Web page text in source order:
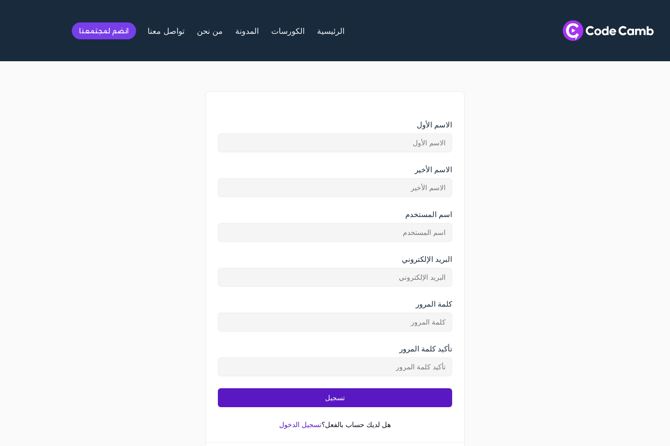
الرئيسية الكورسات المدونة من نحن تواصل معنا انضم لمجتمعنا
الاسم الأول
الاسم الأخير
اسم المستخدم
البريد الإلكتروني
كلمة المرور
تأكيد كلمة المرور
تسجيل
هل لديك حساب بالفعل؟تسجيل الدخول